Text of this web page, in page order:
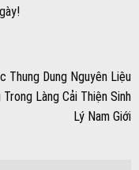
Thung Dung Nguyên Liệu
Trong Làng Cải Thiện Sinh
Lý Nam Giới